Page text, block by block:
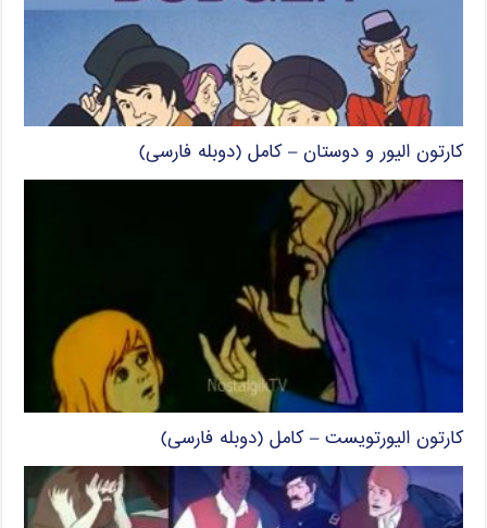
کارتون الیور و دوستان – کامل (دوبله فارسی)
کارتون الیورتویست – کامل (دوبله فارسی)